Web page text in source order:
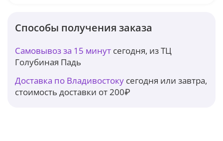
Способы получения заказа
Самовывоз за 15 минут сегодня, из ТЦ
Голубиная Падь
Доставка по Владивостоку сегодня или завтра,
стоимость доставки от 200₽